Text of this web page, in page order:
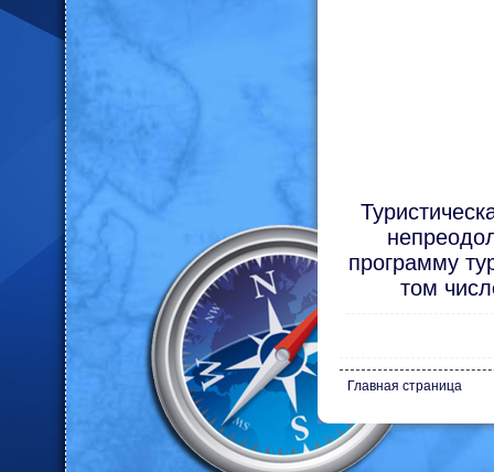
программу
том
Главная страница